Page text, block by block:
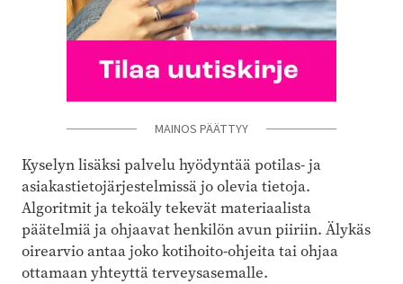
MAINOS PÄÄTTYY
Kyselyn lisäksi palvelu hyödyntää potilas- ja
asiakastietojärjestelmissä jo olevia tietoja.
Algoritmit ja tekoäly tekevät materiaalista
päätelmiä ja ohjaavat henkilön avun piiriin. Älykäs
oirearvio antaa joko kotihoito-ohjeita tai ohjaa
ottamaan yhteyttä terveysasemalle.